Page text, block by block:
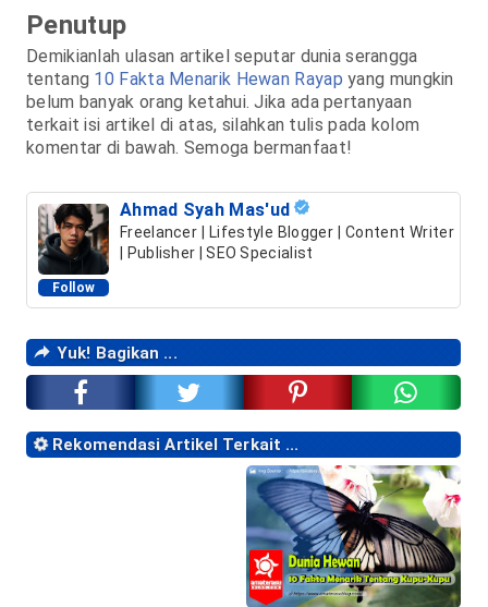
Penutup
Demikianlah ulasan artikel seputar dunia serangga
tentang 10 Fakta Menarik Hewan Rayap yang mungkin
belum banyak orang ketahui. Jika ada pertanyaan
terkait isi artikel di atas, silahkan tulis pada kolom
komentar di bawah. Semoga bermanfaat!
Follow
Ahmad Syah Mas'ud
Freelancer | Lifestyle Blogger | Content Writer
| Publisher | SEO Specialist
Yuk! Bagikan ...
Rekomendasi Artikel Terkait ...